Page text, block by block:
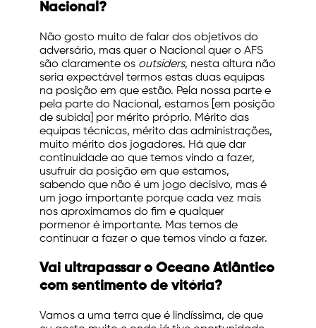
Nacional?
Não gosto muito de falar dos objetivos do
adversário, mas quer o Nacional quer o AFS
são claramente os outsiders, nesta altura não
seria expectável termos estas duas equipas
na posição em que estão. Pela nossa parte e
pela parte do Nacional, estamos [em posição
de subida] por mérito próprio. Mérito das
equipas técnicas, mérito das administrações,
muito mérito dos jogadores. Há que dar
continuidade ao que temos vindo a fazer,
usufruir da posição em que estamos,
sabendo que não é um jogo decisivo, mas é
um jogo importante porque cada vez mais
nos aproximamos do fim e qualquer
pormenor é importante. Mas temos de
continuar a fazer o que temos vindo a fazer.
Vai ultrapassar o Oceano Atlântico
com sentimento de vitória?
Vamos a uma terra que é lindíssima, de que